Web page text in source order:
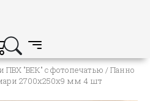
ПВХ "ВЕК" с фотопечатью / Панно
2700х250х9 мм 4 шт